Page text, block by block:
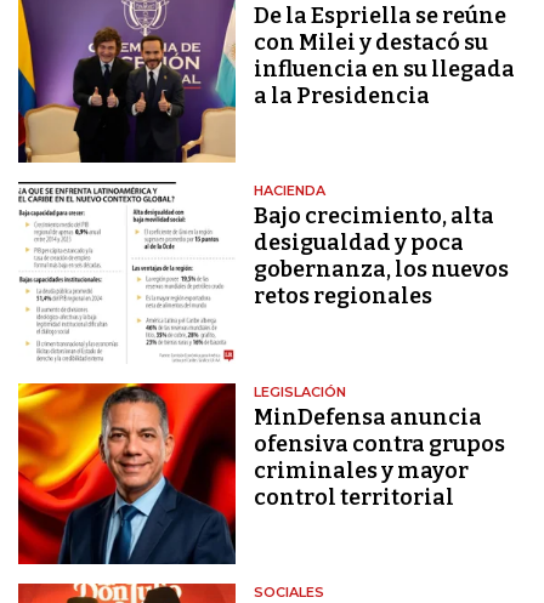
De la Espriella se reúne
con Milei y destacó su
influencia en su llegada
a la Presidencia
HACIENDA
Bajo crecimiento, alta
desigualdad y poca
gobernanza, los nuevos
retos regionales
LEGISLACIÓN
MinDefensa anuncia
ofensiva contra grupos
criminales y mayor
control territorial
SOCIALES